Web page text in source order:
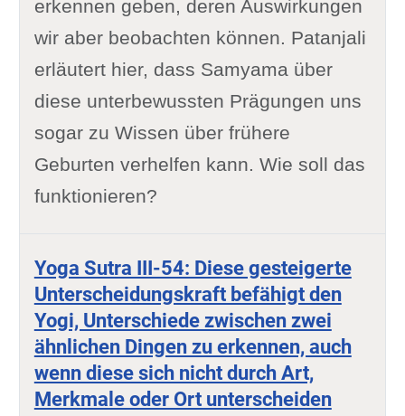
erkennen geben, deren Auswirkungen
wir aber beobachten können. Patanjali
erläutert hier, dass Samyama über
diese unterbewussten Prägungen uns
sogar zu Wissen über frühere
Geburten verhelfen kann. Wie soll das
funktionieren?
Yoga Sutra III-54: Diese gesteigerte
Unterscheidungskraft befähigt den
Yogi, Unterschiede zwischen zwei
ähnlichen Dingen zu erkennen, auch
wenn diese sich nicht durch Art,
Merkmale oder Ort unterscheiden